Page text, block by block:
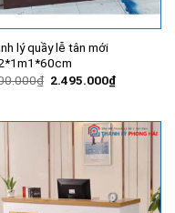
lý quầy lễ tân mới
₫ Giá
2.495.000₫Giá
hiện